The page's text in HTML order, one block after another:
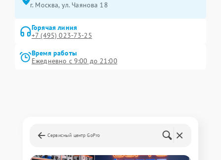
г. Москва, ул. Чаянова 18
Горячая линия
+7 (495) 023-73-25
Время работы
Ежедневно с 9:00 до 21:00
Сервисный центр GoPro